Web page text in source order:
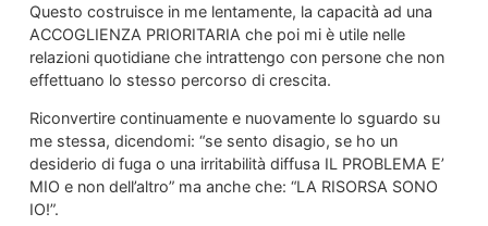
Questo costruisce in me lentamente, la capacità ad una
ACCOGLIENZA PRIORITARIA che poi mi è utile nelle
relazioni quotidiane che intrattengo con persone che non
effettuano lo stesso percorso di crescita.
Riconvertire continuamente e nuovamente lo sguardo su
me stessa, dicendomi: “se sento disagio, se ho un
desiderio di fuga o una irritabilità diffusa IL PROBLEMA E’
MIO e non dell’altro” ma anche che: “LA RISORSA SONO
IO!”.